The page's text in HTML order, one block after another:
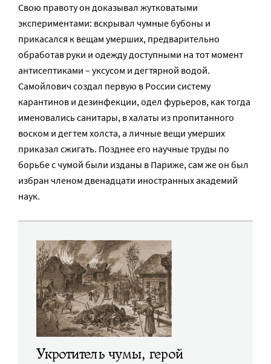
Свою правоту он доказывал жутковатыми
экспериментами: вскрывал чумные бубоны и
прикасался к вещам умерших, предварительно
обработав руки и одежду доступными на тот момент
антисептиками – уксусом и дегтярной водой.
Самойлович создал первую в России систему
карантинов и дезинфекции, одел фурьеров, как тогда
именовались санитары, в халаты из пропитанного
воском и дегтем холста, а личные вещи умерших
приказал сжигать. Позднее его научные труды по
борьбе с чумой были изданы в Париже, сам же он был
избран членом двенадцати иностранных академий
наук.
Укротитель чумы, герой